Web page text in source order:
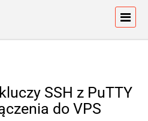
SSH z PuTTY
do VPS